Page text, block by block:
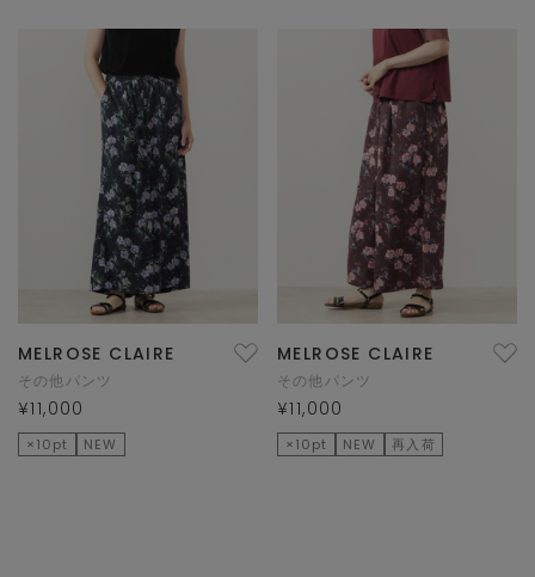
MELROSE CLAIRE
その他パンツ
¥11,000
×10pt NEW
MELROSE CLAIRE
その他パンツ
¥11,000
×10pt NEW 再入荷